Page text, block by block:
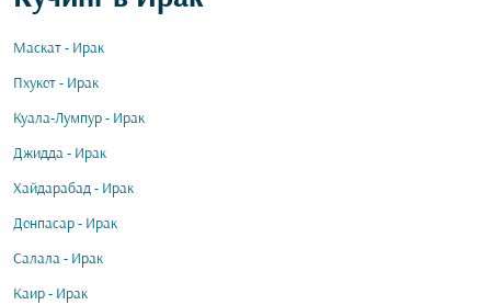
Маскат - Ирак
Пхукет - Ирак
Куала-Лумпур - Ирак
Джидда - Ирак
Хайдарабад - Ирак
Денпасар - Ирак
Салала - Ирак
Каир - Ирак